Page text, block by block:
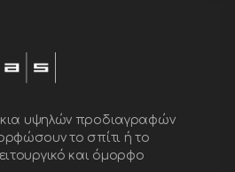
υψηλών προδιαγραφών
το σπίτι ή το
και όμορφο